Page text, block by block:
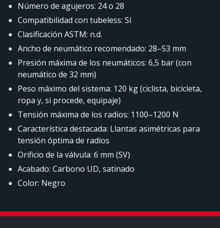
Número de agujeros: 24 o 28
Compatibilidad con tubeless: Sí
Clasificación ASTM: n.d.
Ancho de neumático recomendado: 28–53 mm
Presión máxima de los neumáticos: 6,5 bar (con
neumático de 32 mm)
Peso máximo del sistema: 120 kg (ciclista, bicicleta,
ropa y, si procede, equipaje)
Tensión máxima de los radios: 1100–1200 N
Característica destacada: Llantas asimétricas para
tensión óptima de radios
Orificio de la válvula: 6 mm (SV)
Acabado: Carbono UD, satinado
Color: Negro